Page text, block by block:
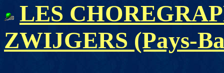
LES
ZWIJGERS (Pays-